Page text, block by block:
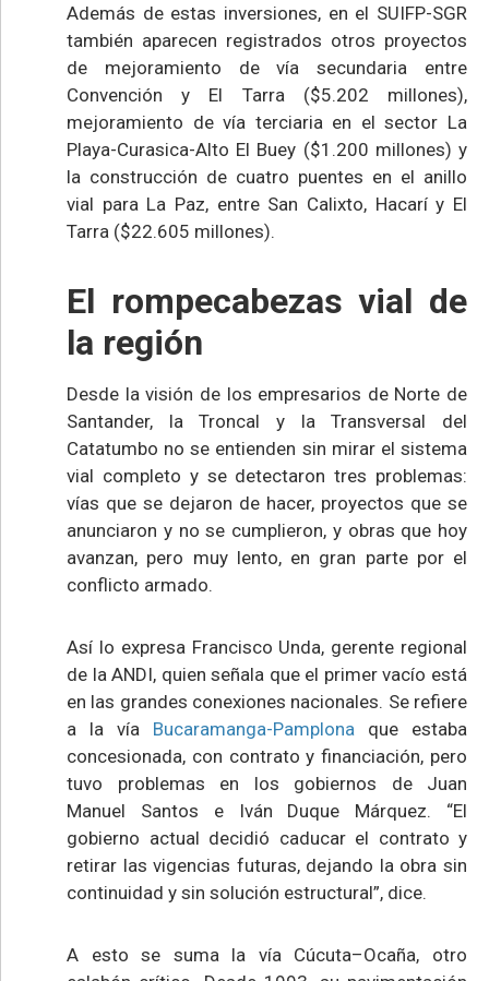
Además de estas inversiones, en el SUIFP-SGR
también aparecen registrados otros proyectos
de mejoramiento de vía secundaria entre
Convención y El Tarra ($5.202 millones),
mejoramiento de vía terciaria en el sector La
Playa-Curasica-Alto El Buey ($1.200 millones) y
la construcción de cuatro puentes en el anillo
vial para La Paz, entre San Calixto, Hacarí y El
Tarra ($22.605 millones).
El rompecabezas vial de
la región
Desde la visión de los empresarios de Norte de
Santander, la Troncal y la Transversal del
Catatumbo no se entienden sin mirar el sistema
vial completo y se detectaron tres problemas:
vías que se dejaron de hacer, proyectos que se
anunciaron y no se cumplieron, y obras que hoy
avanzan, pero muy lento, en gran parte por el
conflicto armado.
Así lo expresa Francisco Unda, gerente regional
de la ANDI, quien señala que el primer vacío está
en las grandes conexiones nacionales. Se refiere
a la vía Bucaramanga-Pamplona que estaba
concesionada, con contrato y financiación, pero
tuvo problemas en los gobiernos de Juan
Manuel Santos e Iván Duque Márquez. “El
gobierno actual decidió caducar el contrato y
retirar las vigencias futuras, dejando la obra sin
continuidad y sin solución estructural”, dice.
A esto se suma la vía Cúcuta–Ocaña, otro